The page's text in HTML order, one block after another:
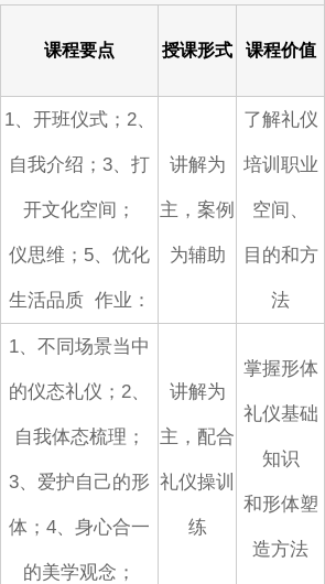
课程要点 授课形式 课程价值
1、开班仪式；2、
自我介绍；3、打
开文化空间；
仪思维；5、优化
生活品质 作业：
讲解为
主，案例
为辅助
了解礼仪
培训职业
空间、
目的和方
法
1、不同场景当中
的仪态礼仪；2、
自我体态梳理；
3、爱护自己的形
体；4、身心合一
的美学观念；
讲解为
主，配合
礼仪操训
练
掌握形体
礼仪基础
知识
和形体塑
造方法